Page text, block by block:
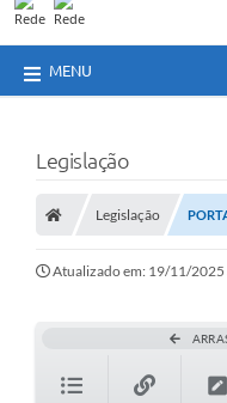
MENU
Legislação
Legislação
Atualizado em: 19/11/2025